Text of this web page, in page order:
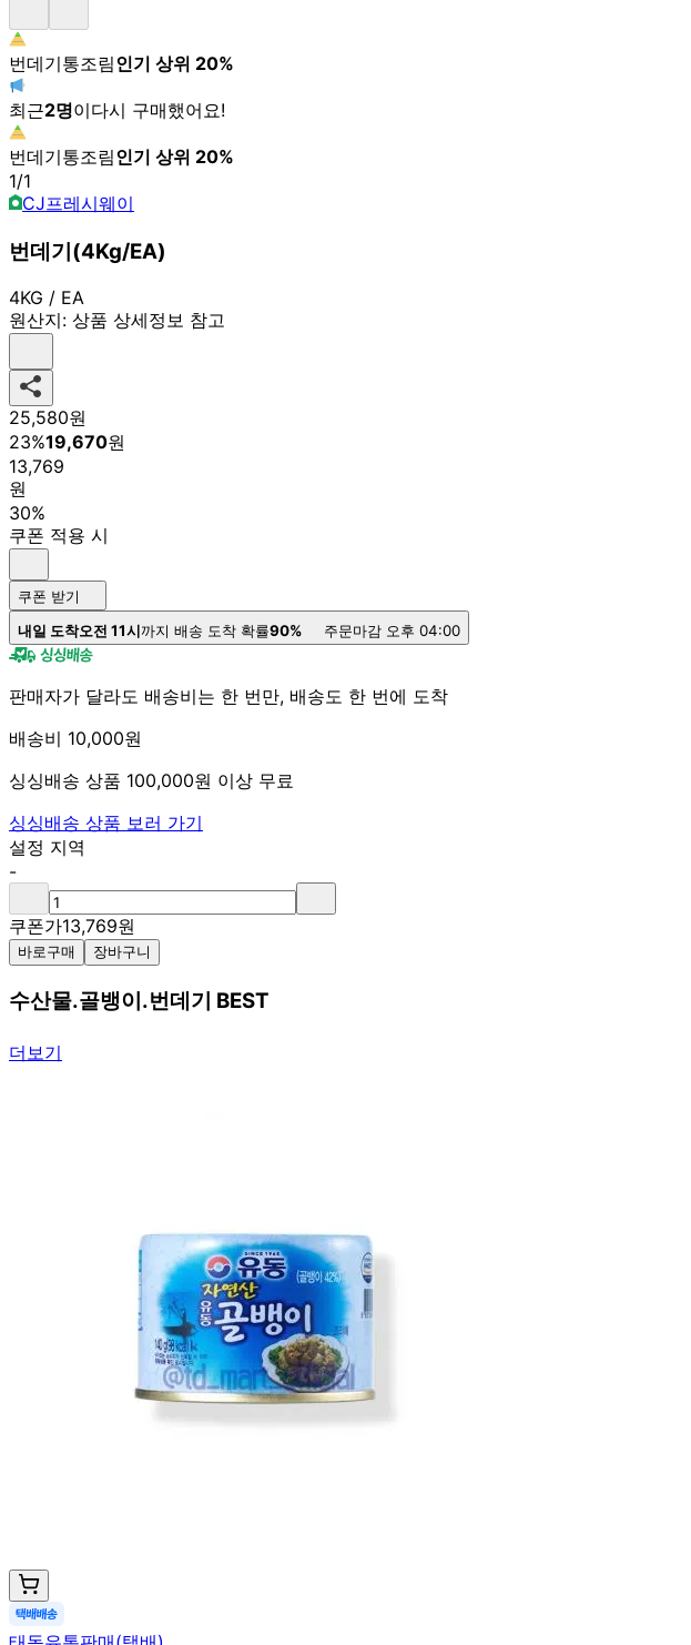
번데기통조림인기 상위 20%
최근2명이다시 구매했어요!
번데기통조림인기 상위 20%
1/1
CJ프레시웨이
번데기(4Kg/EA)
4KG / EA
원산지: 상품 상세정보 참고
25,580원
23%19,670원
13,769
원
30%
쿠폰 적용 시
쿠폰 받기
내일 도착오전 11시까지 배송 도착 확률90% 주문마감 오후 04:00
판매자가 달라도 배송비는 한 번만, 배송도 한 번에 도착
배송비 10,000원
싱싱배송 상품 100,000원 이상 무료
싱싱배송 상품 보러 가기
설정 지역
-
쿠폰가13,769원
바로구매 장바구니
수산물.골뱅이.번데기 BEST
더보기